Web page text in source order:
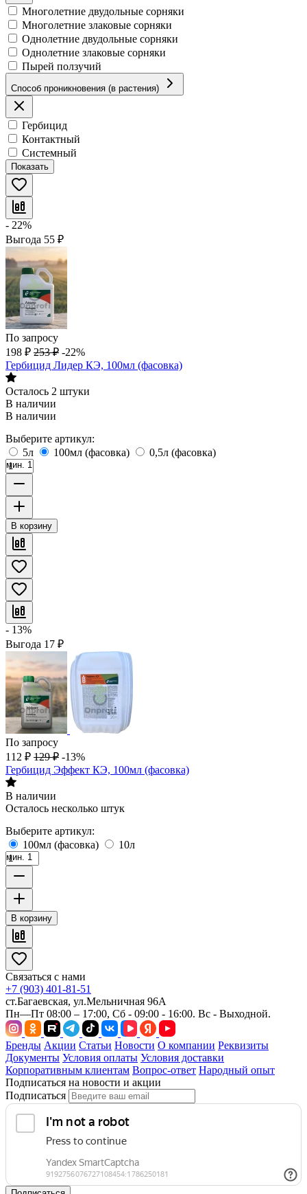
Многолетние двудольные сорняки
Многолетние злаковые сорняки
Однолетние двудольные сорняки
Однолетние злаковые сорняки
Пырей ползучий
Способ проникновения (в растения)
Гербицид
Контактный
Системный
Показать
- 22%
Выгода 55 ₽
По запросу
198 ₽ 253 ₽ -22%
Гербицид Лидер КЭ, 100мл (фасовка)
Осталось 2 штуки
В наличии
В наличии
Выберите артикул:
5л
100мл (фасовка) 0,5л (фасовка)
мин. 1
В корзину
- 13%
Выгода 17 ₽
По запросу
112 ₽ 129 ₽ -13%
Гербицид Эффект КЭ, 100мл (фасовка)
В наличии
Осталось несколько штук
Выберите артикул:
100мл (фасовка)
10л
мин. 1
В корзину
Связаться с нами
+7 (903) 401-81-51
ст.Багаевская, ул.Мельничная 96А
Пн—Пт 08:00 – 17:00, Сб - 09:00 - 16:00. Вс - Выходной.
Бренды Акции Статьи Новости О компании Реквизиты
Документы Условия оплаты Условия доставки
Корпоративным клиентам Вопрос-ответ Народный опыт
Подписаться на новости и акции
Подписаться